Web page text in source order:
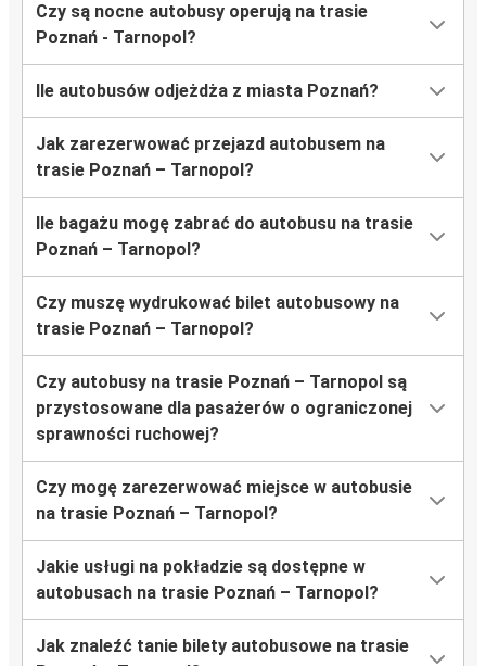
Czy są nocne autobusy operują na trasie
Poznań - Tarnopol?
Ile autobusów odjeżdża z miasta Poznań?
Jak zarezerwować przejazd autobusem na
trasie Poznań – Tarnopol?
Ile bagażu mogę zabrać do autobusu na trasie
Poznań – Tarnopol?
Czy muszę wydrukować bilet autobusowy na
trasie Poznań – Tarnopol?
Czy autobusy na trasie Poznań – Tarnopol są
przystosowane dla pasażerów o ograniczonej
sprawności ruchowej?
Czy mogę zarezerwować miejsce w autobusie
na trasie Poznań – Tarnopol?
Jakie usługi na pokładzie są dostępne w
autobusach na trasie Poznań – Tarnopol?
Jak znaleźć tanie bilety autobusowe na trasie